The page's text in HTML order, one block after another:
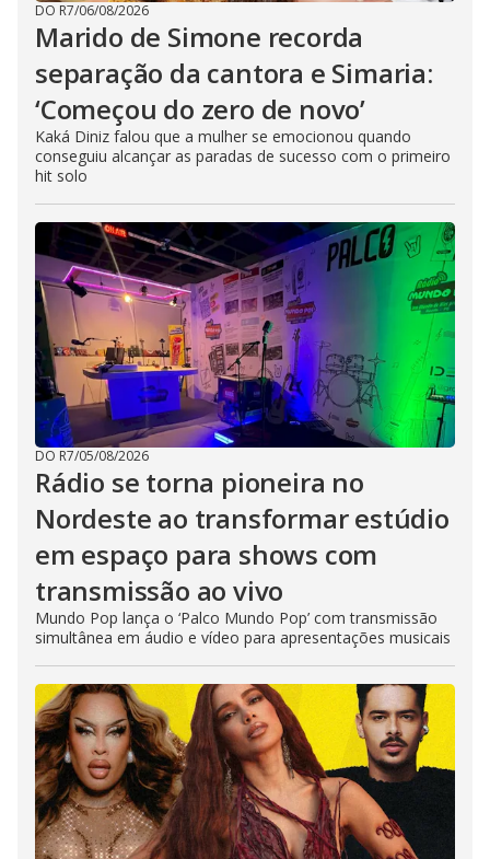
DO R7/06/08/2026
Marido de Simone recorda
separação da cantora e Simaria:
‘Começou do zero de novo’
Kaká Diniz falou que a mulher se emocionou quando
conseguiu alcançar as paradas de sucesso com o primeiro
hit solo
DO R7/05/08/2026
Rádio se torna pioneira no
Nordeste ao transformar estúdio
em espaço para shows com
transmissão ao vivo
Mundo Pop lança o ‘Palco Mundo Pop’ com transmissão
simultânea em áudio e vídeo para apresentações musicais